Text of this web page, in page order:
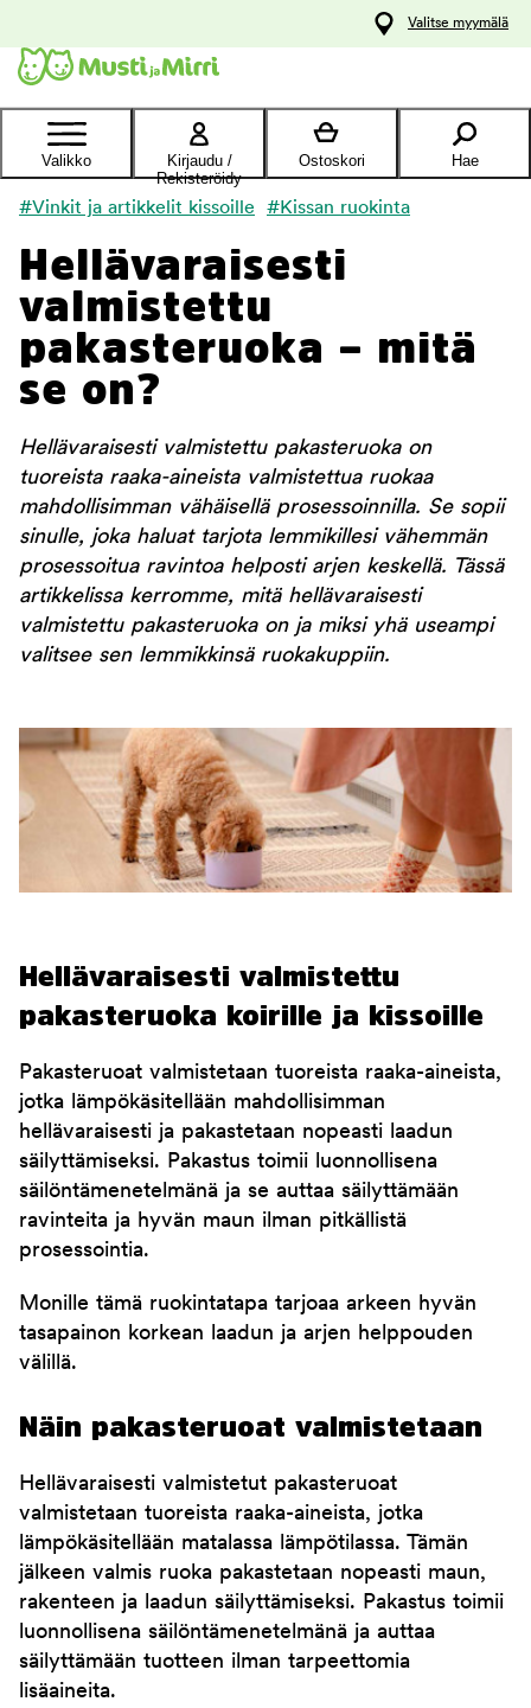
Ota yhteyttä
asiakaspalveluun
Valitse myymälä
Valikko
Kirjaudu /
Rekisteröidy
Ostoskori Hae
#Vinkit ja artikkelit kissoille #Kissan ruokinta
Hellävaraisesti
valmistettu
pakasteruoka – mitä
se on?
Hellävaraisesti valmistettu pakasteruoka on
tuoreista raaka-aineista valmistettua ruokaa
mahdollisimman vähäisellä prosessoinnilla. Se sopii
sinulle, joka haluat tarjota lemmikillesi vähemmän
prosessoitua ravintoa helposti arjen keskellä. Tässä
artikkelissa kerromme, mitä hellävaraisesti
valmistettu pakasteruoka on ja miksi yhä useampi
valitsee sen lemmikkinsä ruokakuppiin.
Hellävaraisesti valmistettu
pakasteruoka koirille ja kissoille
Pakasteruoat valmistetaan tuoreista raaka-aineista,
jotka lämpökäsitellään mahdollisimman
hellävaraisesti ja pakastetaan nopeasti laadun
säilyttämiseksi. Pakastus toimii luonnollisena
säilöntämenetelmänä ja se auttaa säilyttämään
ravinteita ja hyvän maun ilman pitkällistä
prosessointia.
Monille tämä ruokintatapa tarjoaa arkeen hyvän
tasapainon korkean laadun ja arjen helppouden
välillä.
Näin pakasteruoat valmistetaan
Hellävaraisesti valmistetut pakasteruoat
valmistetaan tuoreista raaka-aineista, jotka
lämpökäsitellään matalassa lämpötilassa. Tämän
jälkeen valmis ruoka pakastetaan nopeasti maun,
rakenteen ja laadun säilyttämiseksi. Pakastus toimii
luonnollisena säilöntämenetelmänä ja auttaa
säilyttämään tuotteen ilman tarpeettomia
lisäaineita.